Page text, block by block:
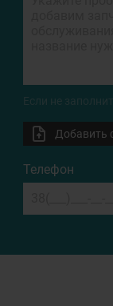
Если не
Добавить
Телефон